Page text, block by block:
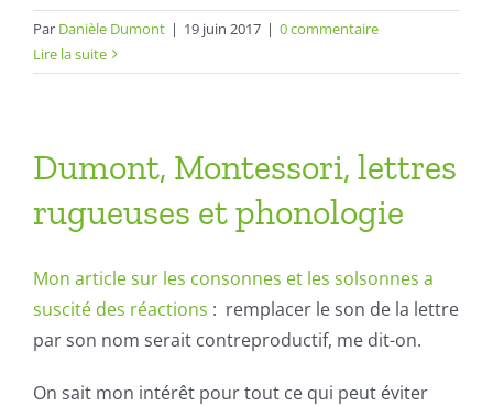
Par Danièle Dumont | 19 juin 2017 | 0 commentaire
Lire la suite
Dumont, Montessori, lettres
rugueuses et phonologie
Mon article sur les consonnes et les solsonnes a
suscité des réactions : remplacer le son de la lettre
par son nom serait contreproductif, me dit-on.
On sait mon intérêt pour tout ce qui peut éviter